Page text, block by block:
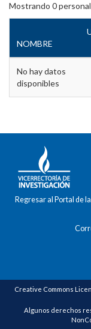
Mostrando 0
NOMBRE
No hay datos
disponibles
Regresar al Portal de
Creative Commons
Algunos derechos